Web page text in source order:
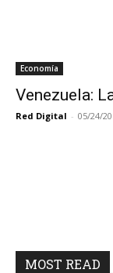
Economía
Venezuela:
Red Digital - 05/24/
MOST READ